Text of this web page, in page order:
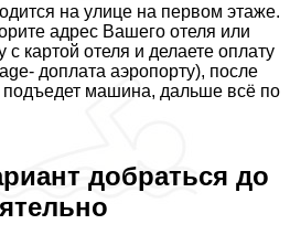
на улице на первом этаже.
адрес Вашего отеля или
с картой отеля и делаете оплату
доплата аэропорту), после
подъедет машина, дальше всё по
добраться до